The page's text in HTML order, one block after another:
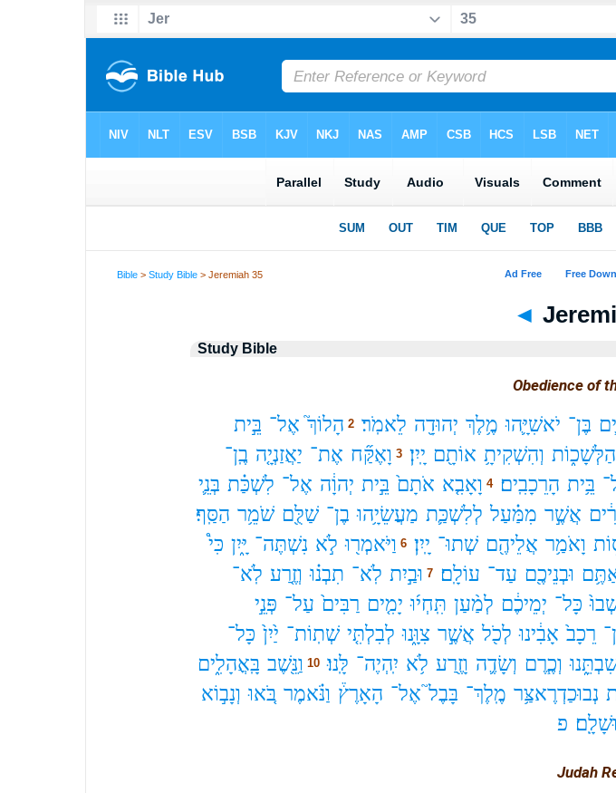
Bible >Study Bible > Jeremiah 35
◄
Study Bible
Obedience of
בֶּן־ יֹאשִׁיָּ֛הוּ מֶ֥לֶךְ יְהוּדָ֖ה לֵאמֹֽר׃ 2 הָלוֹךְ֮ אֶל־ בֵּ֣ית
הַלְּשָׁכ֑וֹת וְהִשְׁקִיתָ֥ אוֹתָ֖ם יָֽיִן׃ 3 וָאֶקַּ֞ח אֶת־ יַאֲזַנְיָ֤ה בֶֽן־
בֵּ֥ית הָרֵכָבִֽים׃ 4 וָאָבִ֤א אֹתָם֙ בֵּ֣ית יְהוָ֔ה אֶל־ לִשְׁכַּ֗ת בְּנֵ֛י
אֲשֶׁ֣ר מִמַּ֗עַל לְלִשְׁכַּ֛ת מַעֲשֵׂיָ֥הוּ בֶן־ שַׁלֻּ֖ם שֹׁמֵ֥ר הַסַּֽף׃
וָאֹמַ֥ר אֲלֵיהֶ֖ם שְׁתוּ־ יָֽיִן׃ 6 וַיֹּאמְר֖וּ לֹ֣א נִשְׁתֶּה־ יָּ֑יִן כִּי֩
וּבְנֵיכֶ֖ם עַד־ עוֹלָֽם׃ 7 וּבַ֣יִת לֹֽא־ תִבְנ֗וּ וְזֶ֤רַע לֹֽא־
כָּל־ יְמֵיכֶ֔ם לְמַ֨עַן תִּֽחְי֜וּ יָמִ֤ים רַבִּים֙ עַל־ פְּנֵ֣י
רֵכָב֙ אָבִ֔ינוּ לְכֹ֖ל אֲשֶׁ֣ר צִוָּ֑נוּ לְבִלְתִּ֤י שְׁתֽוֹת־ יַ֙יִן֙ כָּל־
וְכֶ֧רֶם וְשָׂדֶ֛ה וָזֶ֖רַע לֹ֥א יִֽהְיֶה־ לָּֽנוּ׃ 10 וַנֵּ֖שֶׁב בָּֽאֳהָלִ֑ים
נְבוּכַדְרֶאצַּ֥ר מֶֽלֶךְ־ בָּבֶל֮ אֶל־ הָאָרֶץ֒ וַנֹּ֗אמֶר בֹּ֚אוּ וְנָב֣וֹא
פ
Judah